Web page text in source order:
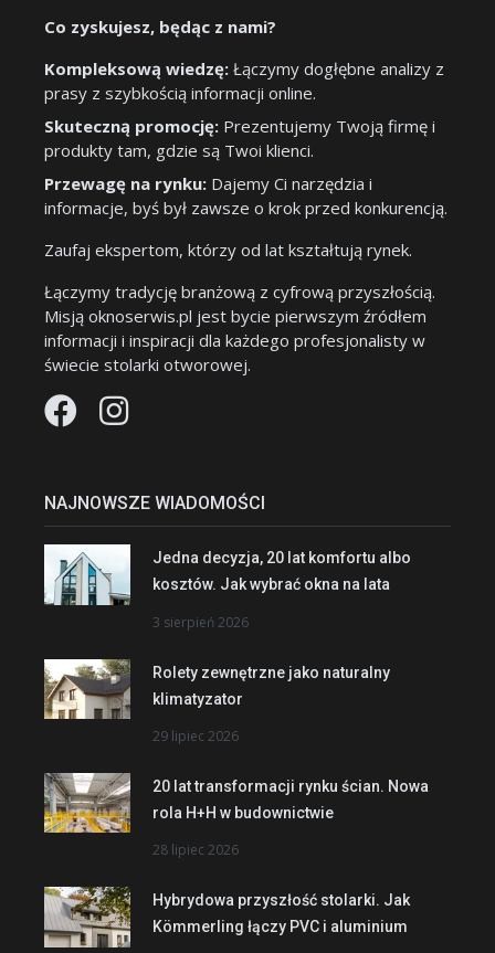
Co zyskujesz, będąc z nami?
Kompleksową wiedzę: Łączymy dogłębne analizy z
prasy z szybkością informacji online.
Skuteczną promocję: Prezentujemy Twoją firmę i
produkty tam, gdzie są Twoi klienci.
Przewagę na rynku: Dajemy Ci narzędzia i
informacje, byś był zawsze o krok przed konkurencją.
Zaufaj ekspertom, którzy od lat kształtują rynek.
Łączymy tradycję branżową z cyfrową przyszłością.
Misją oknoserwis.pl jest bycie pierwszym źródłem
informacji i inspiracji dla każdego profesjonalisty w
świecie stolarki otworowej.
NAJNOWSZE WIADOMOŚCI
Jedna decyzja, 20 lat komfortu albo
kosztów. Jak wybrać okna na lata
3 sierpień 2026
Rolety zewnętrzne jako naturalny
klimatyzator
29 lipiec 2026
20 lat transformacji rynku ścian. Nowa
rola H+H w budownictwie
28 lipiec 2026
Hybrydowa przyszłość stolarki. Jak
Kömmerling łączy PVC i aluminium